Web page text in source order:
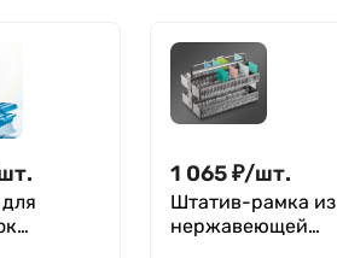
1 065₽/шт.
Штатив-рамка из
нержавеющей